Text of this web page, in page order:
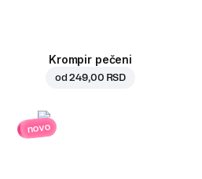
Krompir pečeni
od249,00 RSD
novo